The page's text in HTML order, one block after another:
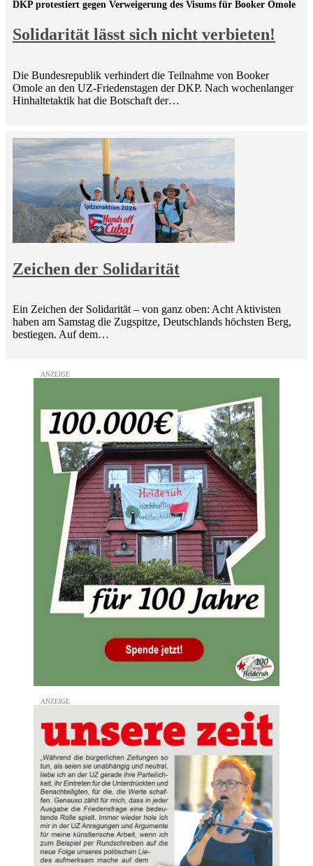
Solidarität lässt sich nicht verbieten!
DKP protestiert gegen Verweigerung des Visums für Booker Omole
Die Bundesrepublik verhindert die Teilnahme von Booker
Omole an den UZ-Friedenstagen der DKP. Nach wochenlanger
Hinhaltetaktik hat die Botschaft der…
Zeichen der Solidarität
Ein Zeichen der Solidarität – von ganz oben: Acht Aktivisten
haben am Samstag die Zugspitze, Deutschlands höchsten Berg,
bestiegen. Auf dem…